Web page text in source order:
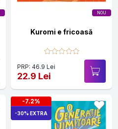
NOU
Kuromi e fricoasă
PRP: 46.9 Lei
22.9 Lei
-7.2%
-30% EXTRA